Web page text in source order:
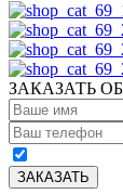
ЗАКАЗАТЬ